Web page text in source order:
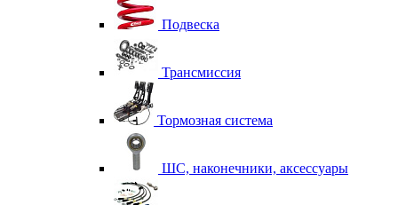
Подвеска
Трансмиссия
Тормозная система
ШС, наконечники, аксессуары